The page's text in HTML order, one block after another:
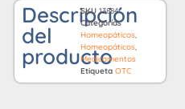
Descripción
del
producto
SKU 13884
Categorías
Homeopáticos
Homeopáticos
Medicamentos
Etiqueta OTC